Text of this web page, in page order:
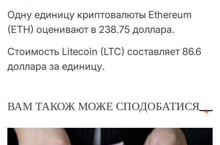
Одну единицу криптовалюты Ethereum
(ETH) оценивают в 238.75 доллара.
Стоимость Litecoin (LTC) составляет 86.6
доллара за единицу.
ВАМ ТАКОЖ МОЖЕ СПОДОБАТИСЯ